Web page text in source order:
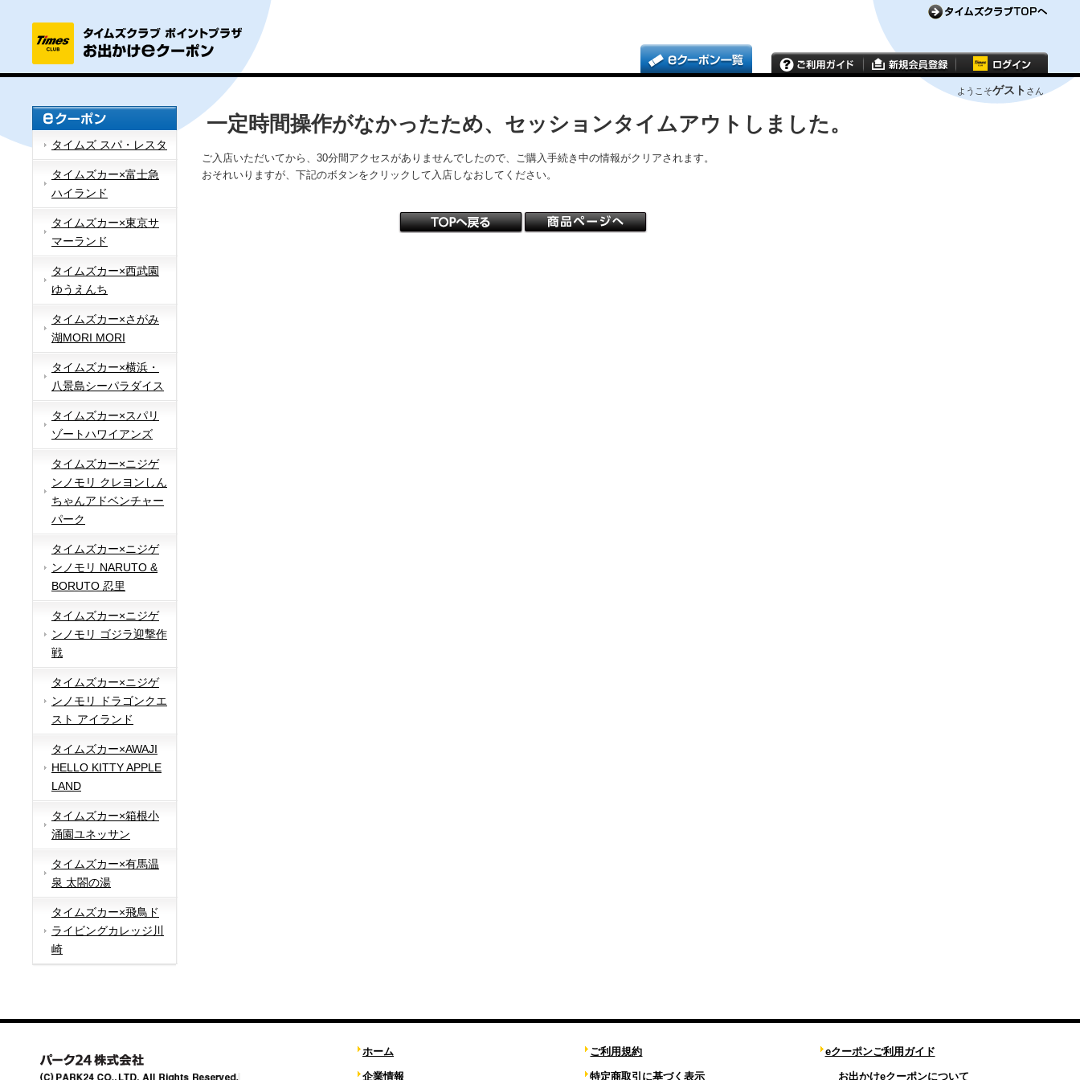
ようこそゲスト さん
タイムズ スパ・レスタ
タイムズカー×富士急
ハイランド
タイムズカー×東京サ
マーランド
タイムズカー×西武園
ゆうえんち
タイムズカー×さがみ
湖MORI MORI
タイムズカー×横浜・
八景島シーパラダイス
タイムズカー×スパリ
ゾートハワイアンズ
タイムズカー×ニジゲ
ンノモリ クレヨンしん
ちゃんアドベンチャー
パーク
タイムズカー×ニジゲ
ンノモリ NARUTO &
BORUTO 忍里
タイムズカー×ニジゲ
ンノモリ ゴジラ迎撃作
戦
タイムズカー×ニジゲ
ンノモリ ドラゴンクエ
スト アイランド
タイムズカー×AWAJI
HELLO KITTY APPLE
LAND
タイムズカー×箱根小
涌園ユネッサン
タイムズカー×有馬温
泉 太閤の湯
タイムズカー×飛鳥ド
ライビングカレッジ川
崎
一定時間操作がなかったため、セッションタイムアウトしました。
ご入店いただいてから、30分間アクセスがありませんでしたので、ご購入手続き中の情報がクリアされます。
おそれいりますが、下記のボタンをクリックして入店しなおしてください。
ホーム
企業情報
ご利用規約
特定商取引に基づく表示
eクーポンご利用ガイド
お出かけeクーポンについて